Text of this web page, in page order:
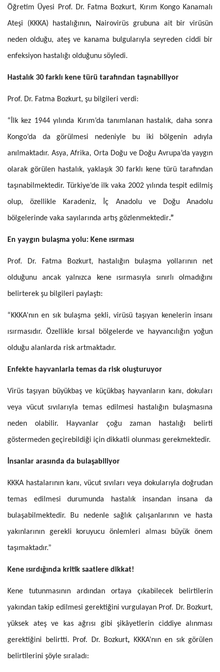
Öğretim Üyesi Prof. Dr. Fatma Bozkurt, Kırım Kongo Kanamalı
Ateşi (KKKA) hastalığının, Nairovirüs grubuna ait bir virüsün
neden olduğu, ateş ve kanama bulgularıyla seyreden ciddi bir
enfeksiyon hastalığı olduğunu söyledi.
Hastalık 30 farklı kene türü tarafından taşınabiliyor
Prof. Dr. Fatma Bozkurt, şu bilgileri verdi:
“İlk kez 1944 yılında Kırım’da tanımlanan hastalık, daha sonra
Kongo’da da görülmesi nedeniyle bu iki bölgenin adıyla
anılmaktadır. Asya, Afrika, Orta Doğu ve Doğu Avrupa’da yaygın
olarak görülen hastalık, yaklaşık 30 farklı kene türü tarafından
taşınabilmektedir. Türkiye’de ilk vaka 2002 yılında tespit edilmiş
olup, özellikle Karadeniz, İç Anadolu ve Doğu Anadolu
bölgelerinde vaka sayılarında artış gözlenmektedir.”
En yaygın bulaşma yolu: Kene ısırması
Prof. Dr. Fatma Bozkurt, hastalığın bulaşma yollarının net
olduğunu ancak yalnızca kene ısırmasıyla sınırlı olmadığını
belirterek şu bilgileri paylaştı:
“KKKA’nın en sık bulaşma şekli, virüsü taşıyan kenelerin insanı
ısırmasıdır. Özellikle kırsal bölgelerde ve hayvancılığın yoğun
olduğu alanlarda risk artmaktadır.
Enfekte hayvanlarla temas da risk oluşturuyor
Virüs taşıyan büyükbaş ve küçükbaş hayvanların kanı, dokuları
veya vücut sıvılarıyla temas edilmesi hastalığın bulaşmasına
neden olabilir. Hayvanlar çoğu zaman hastalığı belirti
göstermeden geçirebildiği için dikkatli olunması gerekmektedir.
İnsanlar arasında da bulaşabiliyor
KKKA hastalarının kanı, vücut sıvıları veya dokularıyla doğrudan
temas edilmesi durumunda hastalık insandan insana da
bulaşabilmektedir. Bu nedenle sağlık çalışanlarının ve hasta
yakınlarının gerekli koruyucu önlemleri alması büyük önem
taşımaktadır.”
Kene ısırdığında kritik saatlere dikkat!
Kene tutunmasının ardından ortaya çıkabilecek belirtilerin
yakından takip edilmesi gerektiğini vurgulayan Prof. Dr. Bozkurt,
yüksek ateş ve kas ağrısı gibi şikâyetlerin ciddiye alınması
gerektiğini belirtti. Prof. Dr. Bozkurt, KKKA’nın en sık görülen
belirtilerini şöyle sıraladı: